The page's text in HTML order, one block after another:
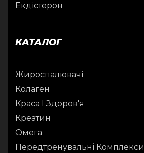
Екдістерон
КАТАЛОГ
Жироспалювачі
Колаген
Краса І Здоров'я
Креатин
Омега
Передтренувальні Комплекси